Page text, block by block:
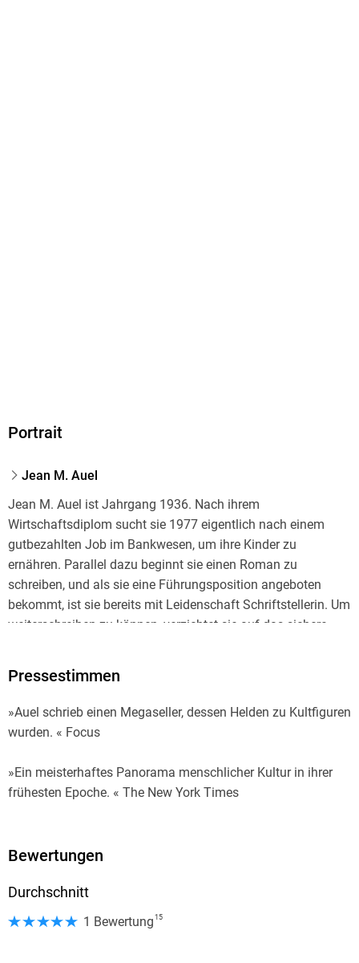
Portrait
Jean M. Auel
Jean M. Auel ist Jahrgang 1936. Nach ihrem
Wirtschaftsdiplom sucht sie 1977 eigentlich nach einem
gutbezahlten Job im Bankwesen, um ihre Kinder zu
ernähren. Parallel dazu beginnt sie einen Roman zu
schreiben, und als sie eine Führungsposition angeboten
bekommt, ist sie bereits mit Leidenschaft Schriftstellerin. Um
weiterschreiben zu können, verzichtet sie auf das sichere
Knüllern mit Kultcharakter. Jean M. Auel ist fünffache Mutter
und vielfache Großmutter und lebt in Oregon.
Pressestimmen
»Auel schrieb einen Megaseller, dessen Helden zu Kultfiguren
wurden. « Focus
»Ein meisterhaftes Panorama menschlicher Kultur in ihrer
frühesten Epoche. « The New York Times
Bewertungen
Durchschnitt
1 Bewertung 15